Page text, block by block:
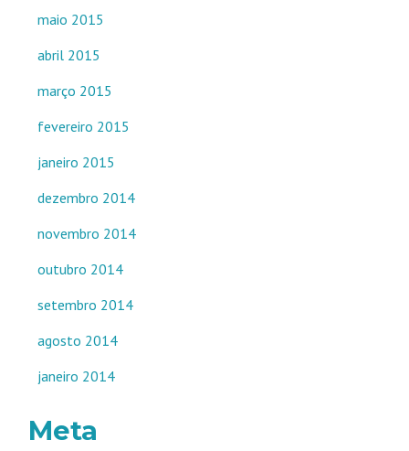
maio 2015
abril 2015
março 2015
fevereiro 2015
janeiro 2015
dezembro 2014
novembro 2014
outubro 2014
setembro 2014
agosto 2014
janeiro 2014
Meta